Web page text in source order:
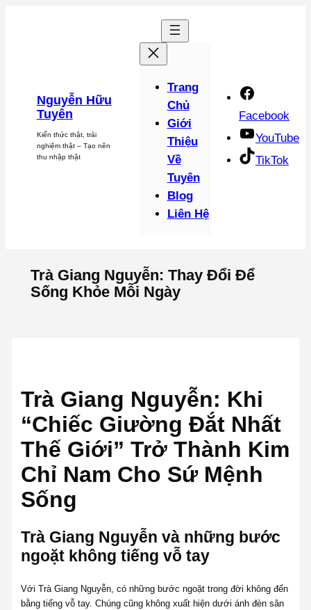
Nguyễn Hữu
Tuyên
Kiến thức thật, trải
nghiệm thật – Tạo nên
thu nhập thật
Trang
Chủ
Giới
Thiệu
Về
Tuyên
Blog
Liên Hệ
Facebook
YouTube
TikTok
Trà Giang Nguyễn: Thay Đổi Để
Sống Khỏe Mỗi Ngày
Trà Giang Nguyễn: Khi
“Chiếc Giường Đắt Nhất
Thế Giới” Trở Thành Kim
Chỉ Nam Cho Sứ Mệnh
Sống
Trà Giang Nguyễn và những bước
ngoặt không tiếng vỗ tay
Với Trà Giang Nguyễn, có những bước ngoặt trong đời không đến
bằng tiếng vỗ tay. Chúng cũng không xuất hiện dưới ánh đèn sân